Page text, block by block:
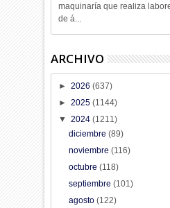
maquinaría que realiza
de á...
ARCHIVO
►2026(637)
►2025(1144)
▼2024(1211)
diciembre (89)
noviembre (116)
octubre (118)
septiembre (101)
agosto (122)